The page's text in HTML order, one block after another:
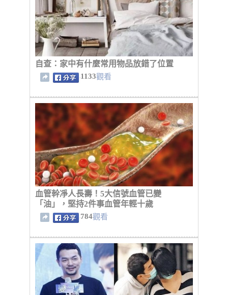
自查：家中有什麼常用物品放錯了位置
1133觀看
血管幹凈人長壽！5大信號血管已變
「油」，堅持2件事血管年輕十歲
784觀看